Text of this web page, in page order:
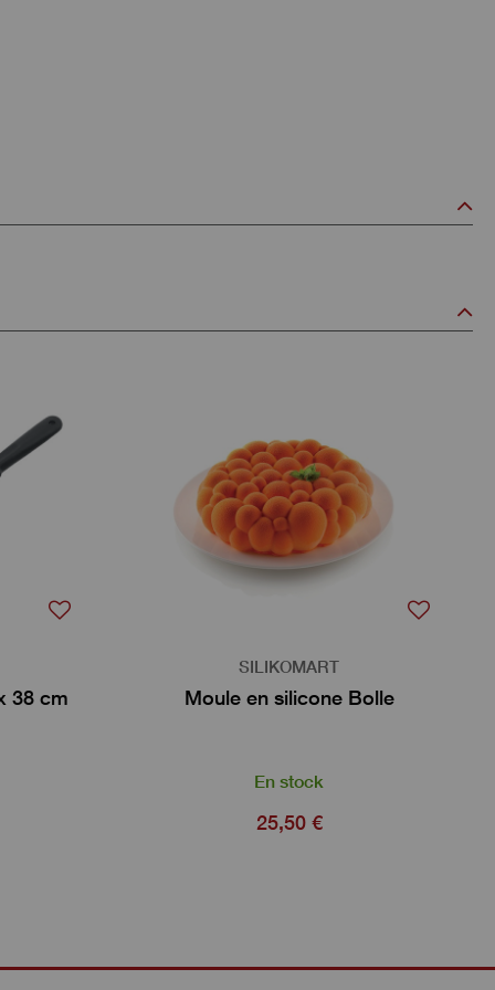
38 cm
SILIKOMART
Moule en silicone Bolle
En stock
25,50 €